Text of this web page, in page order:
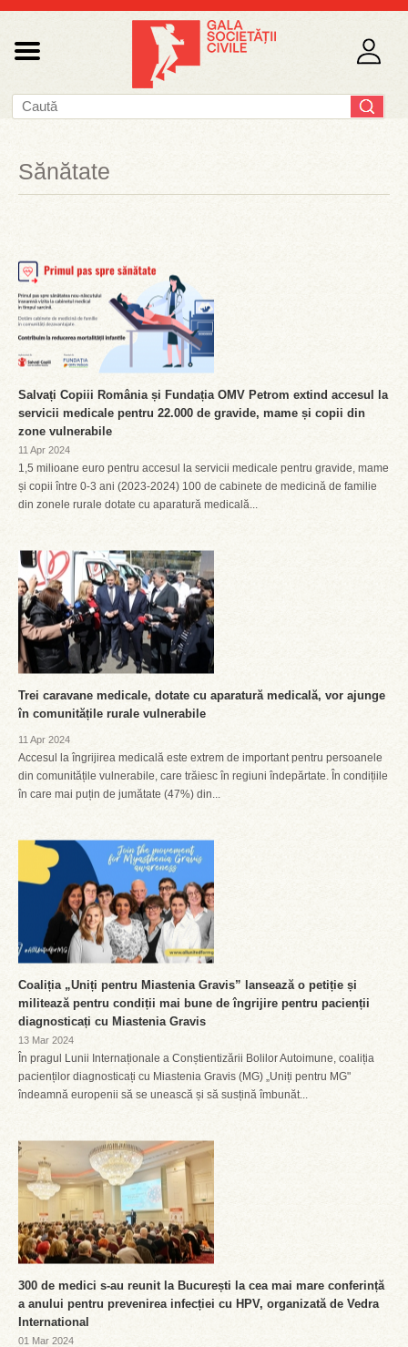
Sănătate
Salvați Copiii România și Fundația OMV Petrom extind accesul la
servicii medicale pentru 22.000 de gravide, mame și copii din
zone vulnerabile
11 Apr 2024
1,5 milioane euro pentru accesul la servicii medicale pentru gravide, mame
și copii între 0-3 ani (2023-2024) 100 de cabinete de medicină de familie
din zonele rurale dotate cu aparatură medicală...
Trei caravane medicale, dotate cu aparatură medicală, vor ajunge
în comunitățile rurale vulnerabile
11 Apr 2024
Accesul la îngrijirea medicală este extrem de important pentru persoanele
din comunitățile vulnerabile, care trăiesc în regiuni îndepărtate. În condițiile
în care mai puțin de jumătate (47%) din...
Coaliția „Uniți pentru Miastenia Gravis” lansează o petiție și
militează pentru condiții mai bune de îngrijire pentru pacienții
diagnosticați cu Miastenia Gravis
13 Mar 2024
În pragul Lunii Internaționale a Conștientizării Bolilor Autoimune, coaliția
pacienților diagnosticați cu Miastenia Gravis (MG) „Uniți pentru MG"
îndeamnă europenii să se unească și să susțină îmbunăt...
300 de medici s-au reunit la București la cea mai mare conferință
a anului pentru prevenirea infecției cu HPV, organizată de Vedra
International
01 Mar 2024